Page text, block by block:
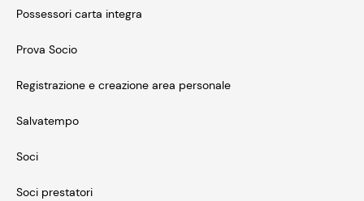
Possessori carta integra
Prova Socio
Registrazione e creazione area personale
Salvatempo
Soci
Soci prestatori